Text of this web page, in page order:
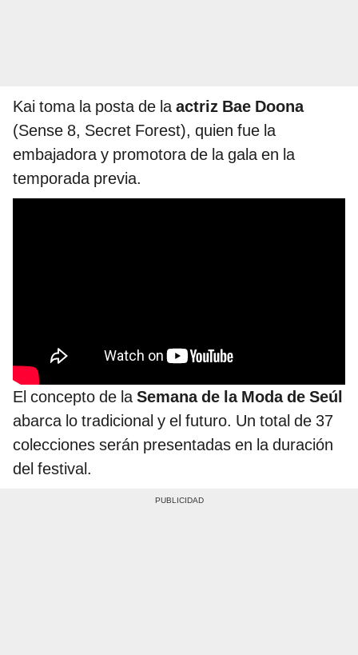
Kai toma la posta de laactriz Bae Doona
(Sense 8, Secret Forest), quien fue la
embajadora y promotora de la gala en la
temporada previa.
El concepto de laSemana de la Moda de Seúl
abarca lo tradicional y el futuro. Un total de 37
colecciones serán presentadas en la duración
del festival.